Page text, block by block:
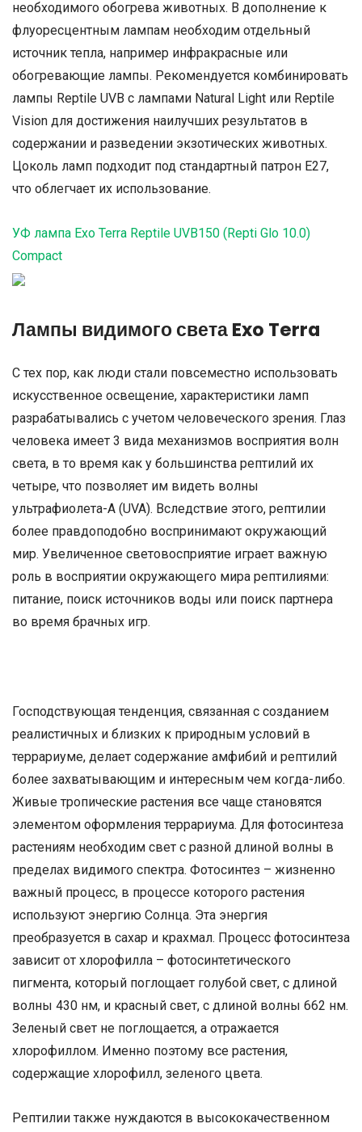
необходимого обогрева животных. В дополнение к
флуоресцентным лампам необходим отдельный
источник тепла, например инфракрасные или
обогревающие лампы. Рекомендуется комбинировать
лампы Reptile UVB с лампами Natural Light или Reptile
Vision для достижения наилучших результатов в
содержании и разведении экзотических животных.
Цоколь ламп подходит под стандартный патрон Е27,
что облегчает их использование.
УФ лампа Exo Terra Reptile UVB150 (Repti Glo 10.0)
Compact
Лампы видимого света Exo Terra
С тех пор, как люди стали повсеместно использовать
искусственное освещение, характеристики ламп
разрабатывались с учетом человеческого зрения. Глаз
человека имеет 3 вида механизмов восприятия волн
света, в то время как у большинства рептилий их
четыре, что позволяет им видеть волны
ультрафиолета-А (UVA). Вследствие этого, рептилии
более правдоподобно воспринимают окружающий
мир. Увеличенное световосприятие играет важную
роль в восприятии окружающего мира рептилиями:
питание, поиск источников воды или поиск партнера
во время брачных игр.
Господствующая тенденция, связанная с созданием
реалистичных и близких к природным условий в
террариуме, делает содержание амфибий и рептилий
более захватывающим и интересным чем когда-либо.
Живые тропические растения все чаще становятся
элементом оформления террариума. Для фотосинтеза
растениям необходим свет с разной длиной волны в
пределах видимого спектра. Фотосинтез – жизненно
важный процесс, в процессе которого растения
используют энергию Солнца. Эта энергия
преобразуется в сахар и крахмал. Процесс фотосинтеза
зависит от хлорофилла – фотосинтетического
пигмента, который поглощает голубой свет, с длиной
волны 430 нм, и красный свет, с длиной волны 662 нм.
Зеленый свет не поглощается, а отражается
хлорофиллом. Именно поэтому все растения,
содержащие хлорофилл, зеленого цвета.
Рептилии также нуждаются в высококачественном